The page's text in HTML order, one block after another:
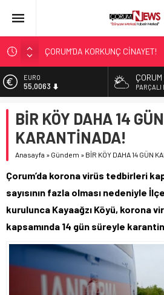
ÇORUM’DA KORKUNÇ CİNAYET!
ASLAN, CUMHURBAŞKANI
SIR PERDESİ ÇÖZÜLDÜ!
ÇATIDAN DÜŞTÜ!
EURO
55,0063
6.543,59
BİST
13.798,82
47,7010
ÇORUM
PARÇALI
BİR KÖY DAHA 14 GÜN
KARANTİNADA!
Anasayfa » Gündem » BİR KÖY DAHA 14 GÜN
Çorum’da korona virüs tedbirleri
sayısının fazla olması nedeniyle
kurulunca Kayaağzı Köyü, korona
kapsamında 14 gün süreyle